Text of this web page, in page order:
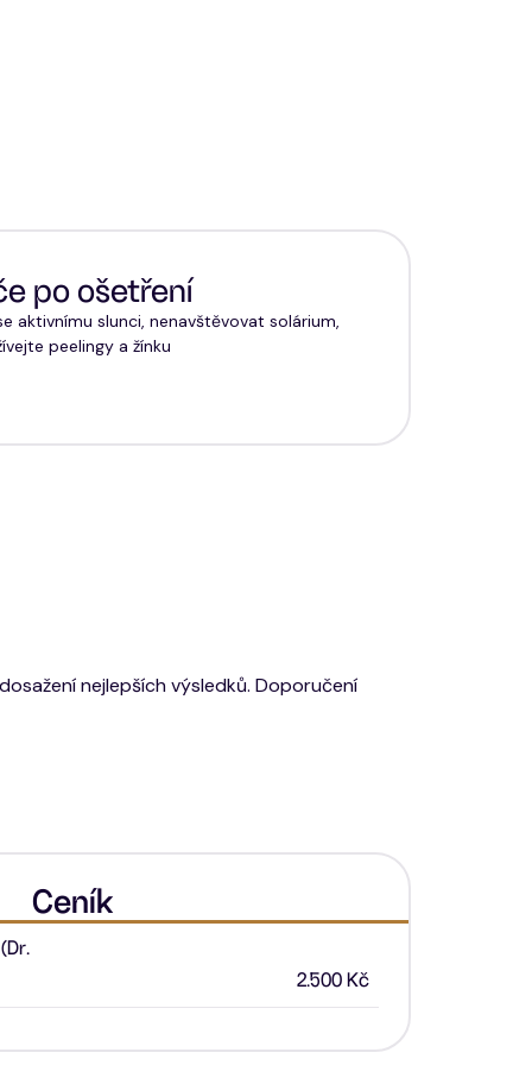
po ošetření
aktivnímu slunci, nenavštěvovat solárium,
peelingy a žínku
nejlepších výsledků. Doporučení
Ceník
2.500 Kč